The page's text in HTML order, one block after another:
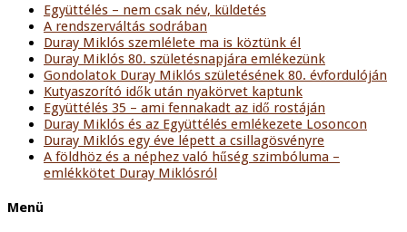
Együttélés – nem csak név, küldetés
A rendszerváltás sodrában
Duray Miklós szemlélete ma is köztünk él
Duray Miklós 80. születésnapjára emlékezünk
Gondolatok Duray Miklós születésének 80. évfordulóján
Kutyaszorító idők után nyakörvet kaptunk
Együttélés 35 – ami fennakadt az idő rostáján
Duray Miklós és az Együttélés emlékezete Losoncon
Duray Miklós egy éve lépett a csillagösvényre
A földhöz és a néphez való hűség szimbóluma –
emlékkötet Duray Miklósról
Menü